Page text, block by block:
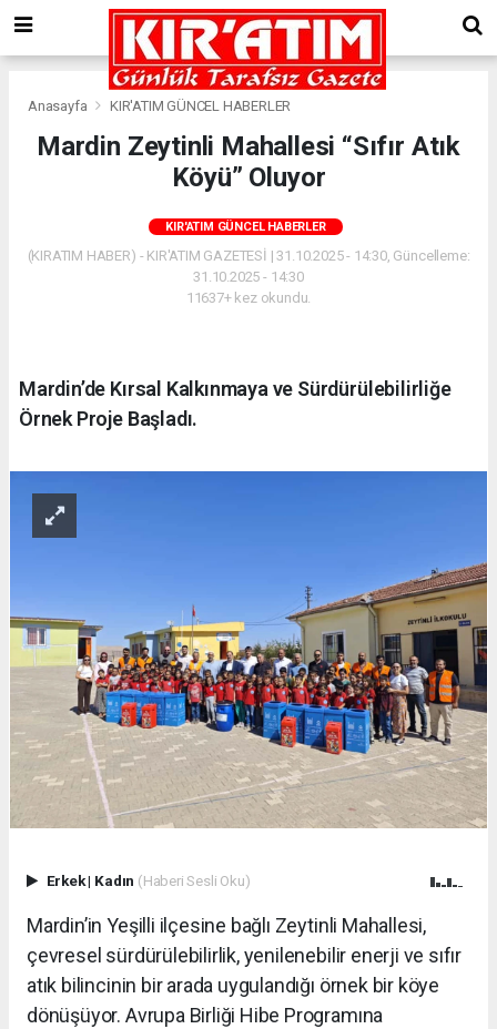
Anasayfa KIR'ATIM GÜNCEL HABERLER
Mardin Zeytinli Mahallesi “Sıfır Atık
Köyü” Oluyor
KIR'ATIM GÜNCEL HABERLER
(KIRATIM HABER) - KIR'ATIM GAZETESİ | 31.10.2025 - 14:30, Güncelleme:
31.10.2025 - 14:30
11637+ kez okundu.
Mardin’de Kırsal Kalkınmaya ve Sürdürülebilirliğe
Örnek Proje Başladı.
Erkek| Kadın (Haberi Sesli Oku)
Mardin’in Yeşilli ilçesine bağlı Zeytinli Mahallesi,
çevresel sürdürülebilirlik, yenilenebilir enerji ve sıfır
atık bilincinin bir arada uygulandığı örnek bir köye
dönüşüyor. Avrupa Birliği Hibe Programına